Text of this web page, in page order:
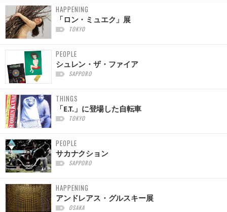
HAPPENING
「ロン・ミュエク」展
TOKYO
PEOPLE
シュレン・ザ・ファイア
SAPPORO
THINGS
「E.T.」に登場した自転車
TOKYO
PEOPLE
サカナクション
SAPPORO
HAPPENING
アンドレアス・グルスキー展
OSAKA